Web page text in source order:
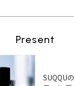
Present
SUQQU